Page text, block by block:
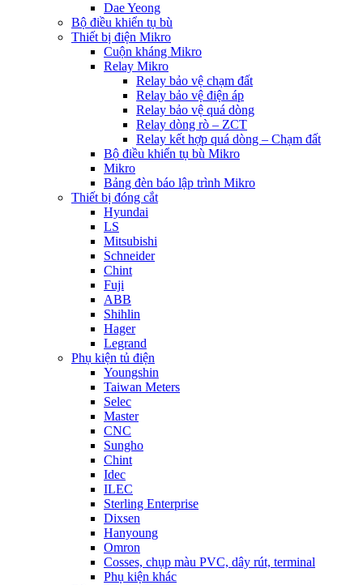
Dae Yeong
Bộ điều khiển tụ bù
Thiết bị điện Mikro
Cuộn kháng Mikro
Relay Mikro
Relay bảo vệ chạm đất
Relay bảo vệ điện áp
Relay bảo vệ quá dòng
Relay dòng rò – ZCT
Relay kết hợp quá dòng – Chạm đất
Bộ điều khiển tụ bù Mikro
Mikro
Bảng đèn báo lập trình Mikro
Thiết bị đóng cắt
Hyundai
LS
Mitsubishi
Schneider
Chint
Fuji
ABB
Shihlin
Hager
Legrand
Phụ kiện tủ điện
Youngshin
Taiwan Meters
Selec
Master
CNC
Sungho
Chint
Idec
ILEC
Sterling Enterprise
Dixsen
Hanyoung
Omron
Cosses, chụp màu PVC, dây rút, terminal
Phụ kiện khác